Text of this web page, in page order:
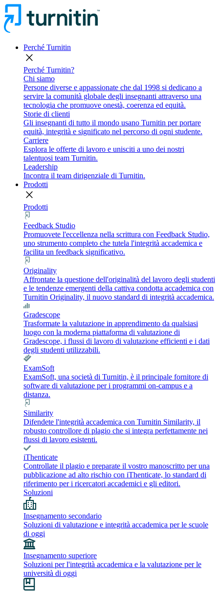
Perché Turnitin
close
Perché Turnitin?
Chi siamo
Persone diverse e appassionate che dal 1998 si dedicano a
servire la comunità globale degli insegnanti attraverso una
tecnologia che promuove onestà, coerenza ed equità.
Storie di clienti
Gli insegnanti di tutto il mondo usano Turnitin per portare
equità, integrità e significato nel percorso di ogni studente.
Carriere
Esplora le offerte di lavoro e unisciti a uno dei nostri
talentuosi team Turnitin.
Leadership
Incontra il team dirigenziale di Turnitin.
Prodotti
close
Prodotti
Feedback Studio
Promuovete l'eccellenza nella scrittura con Feedback Studio,
uno strumento completo che tutela l'integrità accademica e
facilita un feedback significativo.
Originality
Affrontate la questione dell'originalità del lavoro degli studenti
e le tendenze emergenti della cattiva condotta accademica con
Turnitin Originality, il nuovo standard di integrità accademica.
Gradescope
Trasformate la valutazione in apprendimento da qualsiasi
luogo con la moderna piattaforma di valutazione di
Gradescope, i flussi di lavoro di valutazione efficienti e i dati
degli studenti utilizzabili.
ExamSoft
ExamSoft, una società di Turnitin, è il principale fornitore di
software di valutazione per i programmi on-campus e a
distanza.
Similarity
Difendete l'integrità accademica con Turnitin Similarity, il
robusto controllore di plagio che si integra perfettamente nei
flussi di lavoro esistenti.
iThenticate
Controllate il plagio e preparate il vostro manoscritto per una
pubblicazione ad alto rischio con iThenticate, lo standard di
riferimento per i ricercatori accademici e gli editori.
Soluzioni
Insegnamento secondario
Soluzioni di valutazione e integrità accademica per le scuole
di oggi
Insegnamento superiore
Soluzioni per l'integrità accademica e la valutazione per le
università di oggi